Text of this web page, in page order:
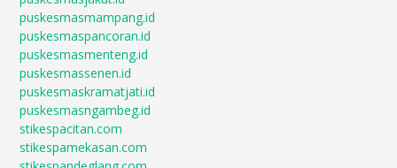
puskesmasmampang.id
puskesmaspancoran.id
puskesmasmenteng.id
puskesmassenen.id
puskesmaskramatjati.id
puskesmasngambeg.id
stikespacitan.com
stikespamekasan.com